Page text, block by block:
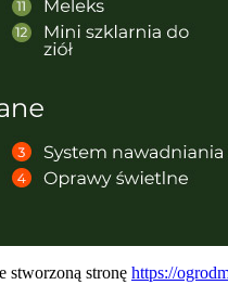
stworzoną stronę https://